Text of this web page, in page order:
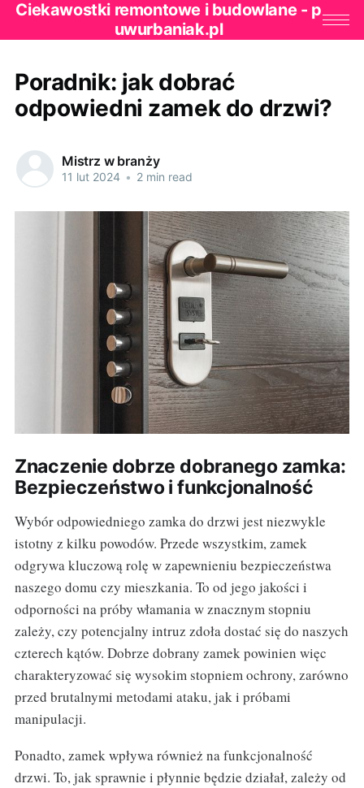
Ciekawostki remontowe i budowlane - p
uwurbaniak.pl
Poradnik: jak dobrać
odpowiedni zamek do drzwi?
Mistrz w branży
11 lut 2024 • 2 min read
Znaczenie dobrze dobranego zamka:
Bezpieczeństwo i funkcjonalność
Wybór odpowiedniego zamka do drzwi jest niezwykle
istotny z kilku powodów. Przede wszystkim, zamek
odgrywa kluczową rolę w zapewnieniu bezpieczeństwa
naszego domu czy mieszkania. To od jego jakości i
odporności na próby włamania w znacznym stopniu
zależy, czy potencjalny intruz zdoła dostać się do naszych
czterech kątów. Dobrze dobrany zamek powinien więc
charakteryzować się wysokim stopniem ochrony, zarówno
przed brutalnymi metodami ataku, jak i próbami
manipulacji.
Ponadto, zamek wpływa również na funkcjonalność
drzwi. To, jak sprawnie i płynnie będzie działał, zależy od